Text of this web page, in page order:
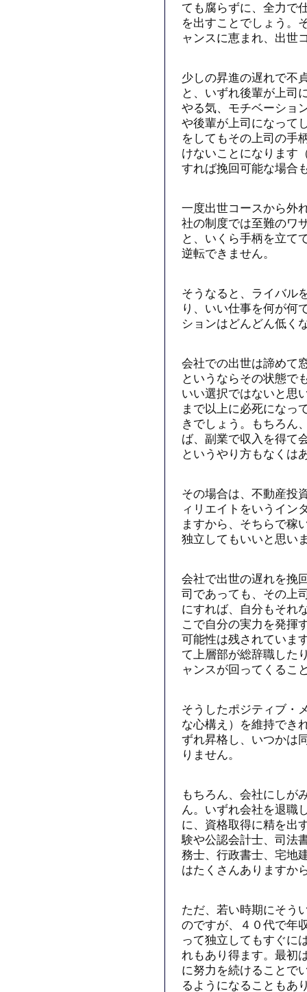
ても腐らずに、全力で
を出すことでしょう。
ャンスに恵まれ、出世
少しの昇進の遅れで不
と、いずれ後輩が上司
やる気、モチベーショ
や後輩が上司になって
をしてもその上司の手
けないことになります
すれば挽回可能な場合
一度出世コースから外
社の制度では至難のワ
と、いくら手柄を立て
逆転できません。
そうなると、ライバル
り、いい仕事を何が何
ションはどんどん低く
会社での出世は諦めて
というならその状態で
いい選択ではないと思
まで以上に必死になっ
きでしょう。もちろん
ば、副業で収入を得て
というやり方もなくは
その場合は、不動産投
ィリエイトをいうイン
ますから、そちらで稼
独立してもいいと思い
会社で出世の遅れを挽
司であっても、その上
にすれば、自分もそれ
こで自分の実力を発揮
可能性は残されていま
て上層部が総辞職した
ャンスが回ってくるこ
そうしたポジティブ・
な心構え）を維持でき
ずれ昇格し、いつかは
りません。
もちろん、会社にしが
ん。いずれ会社を退職
に、資格取得に精を出
験や公認会計士、司法
務士、行政書士、宅地
はたくさんありますか
ただ、若い時期にそう
のですが、４０代で年
って独立してもすぐに
れもあり得ます。最初
に努力を続けることで
るようになることもあ